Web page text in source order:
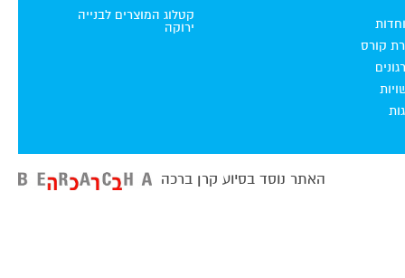
קורס
קטלוג המוצרים לבנייה
ירוקה
האתר נוסד בסיוע קרן ברכה